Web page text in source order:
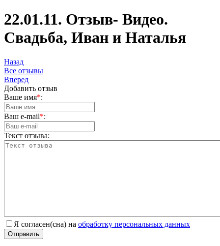
22.01.11. Отзыв- Видео.
Свадьба, Иван и Наталья
Назад
Вce отзывы
Вперед
Добавить отзыв
Ваше имя*:
Ваш e-mail*:
Текст отзыва:
Я согласен(сна) на обработку персональных данных
Отправить